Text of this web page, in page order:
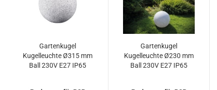
Gartenkugel
Kugelleuchte Ø315 mm
Ball 230V E27 IP65
Gartenkugel
Kugelleuchte Ø230 mm
Ball 230V E27 IP65